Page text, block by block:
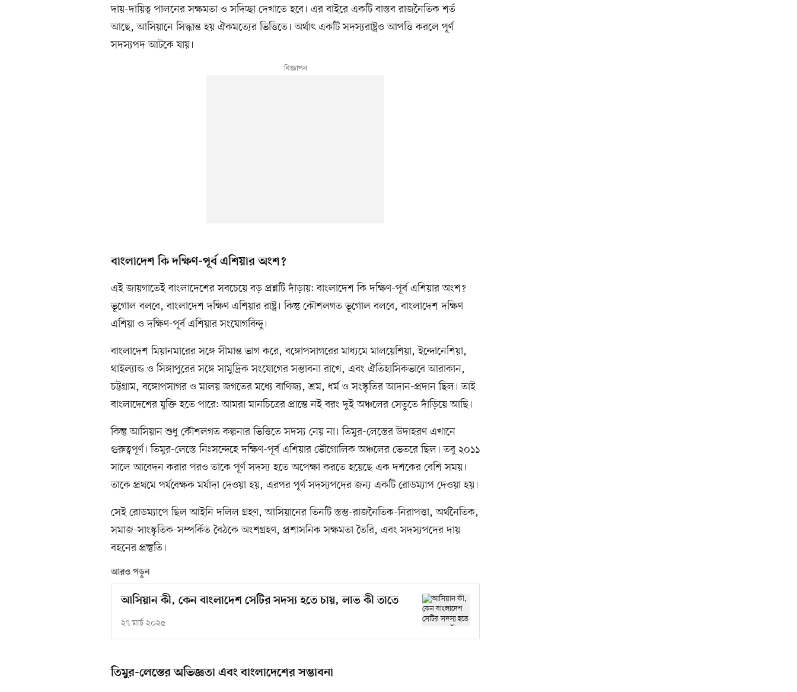
দায়-দায়িত্ব পালনের সক্ষমতা ও সদিচ্ছা দেখাতে হবে। এর বাইরে একটি বাস্তব রাজনৈতিক শর্ত
আছে, আসিয়ানে সিদ্ধান্ত হয় ঐকমত্যের ভিত্তিতে। অর্থাৎ একটি সদস্যরাষ্ট্রও আপত্তি করলে পূর্ণ
সদস্যপদ আটকে যায়।
বাংলাদেশ কি দক্ষিণ-পূর্ব এশিয়ার অংশ?
এই জায়গাতেই বাংলাদেশের সবচেয়ে বড় প্রশ্নটি দাঁড়ায়: বাংলাদেশ কি দক্ষিণ-পূর্ব এশিয়ার অংশ?
ভূগোল বলবে, বাংলাদেশ দক্ষিণ এশিয়ার রাষ্ট্র। কিন্তু কৌশলগত ভূগোল বলবে, বাংলাদেশ দক্ষিণ
এশিয়া ও দক্ষিণ-পূর্ব এশিয়ার সংযোগবিন্দু।
বাংলাদেশ মিয়ানমারের সঙ্গে সীমান্ত ভাগ করে, বঙ্গোপসাগরের মাধ্যমে মালয়েশিয়া, ইন্দোনেশিয়া,
থাইল্যান্ড ও সিঙ্গাপুরের সঙ্গে সামুদ্রিক সংযোগের সম্ভাবনা রাখে, এবং ঐতিহাসিকভাবে আরাকান,
চট্টগ্রাম, বঙ্গোপসাগর ও মালয় জগতের মধ্যে বাণিজ্য, শ্রম, ধর্ম ও সংস্কৃতির আদান-প্রদান ছিল। তাই
বাংলাদেশের যুক্তি হতে পারে: আমরা মানচিত্রের প্রান্তে নই বরং দুই অঞ্চলের সেতুতে দাঁড়িয়ে আছি।
কিন্তু আসিয়ান শুধু কৌশলগত কল্পনার ভিত্তিতে সদস্য নেয় না। তিমুর-লেস্তের উদাহরণ এখানে
গুরুত্বপূর্ণ। তিমুর-লেস্তে নিঃসন্দেহে দক্ষিণ-পূর্ব এশিয়ার ভৌগোলিক অঞ্চলের ভেতরে ছিল। তবু ২০১১
সালে আবেদন করার পরও তাকে পূর্ণ সদস্য হতে অপেক্ষা করতে হয়েছে এক দশকের বেশি সময়।
তাকে প্রথমে পর্যবেক্ষক মর্যাদা দেওয়া হয়, এরপর পূর্ণ সদস্যপদের জন্য একটি রোডম্যাপ দেওয়া হয়।
সেই রোডম্যাপে ছিল আইনি দলিল গ্রহণ, আসিয়ানের তিনটি স্তম্ভ-রাজনৈতিক-নিরাপত্তা, অর্থনৈতিক,
সমাজ-সাংস্কৃতিক-সম্পর্কিত বৈঠকে অংশগ্রহণ, প্রশাসনিক সক্ষমতা তৈরি, এবং সদস্যপদের দায়
বহনের প্রস্তুতি।
আরও পড়ুন
আসিয়ান কী, কেন বাংলাদেশ সেটির সদস্য হতে চায়, লাভ কী তাতে
২৭ মার্চ ২০২৫
তিমুর-লেস্তের অভিজ্ঞতা এবং বাংলাদেশের সম্ভাবনা